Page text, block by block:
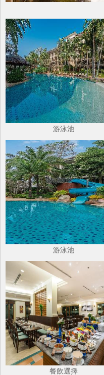
游泳池
游泳池
餐飲選擇